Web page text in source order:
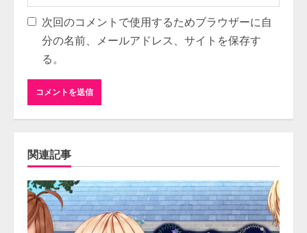
次回のコメントで使用するためブラウザーに自
分の名前、メールアドレス、サイトを保存す
る。
関連記事